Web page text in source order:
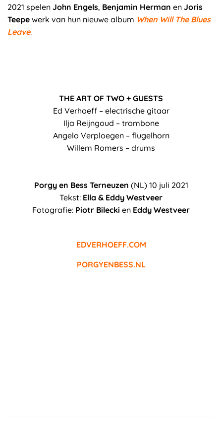
2021 spelen John Engels, Benjamin Herman en Joris
Teepe werk van hun nieuwe album When Will The Blues
Leave.
THE ART OF TWO + GUESTS
Ed Verhoeff – electrische gitaar
Ilja Reijngoud – trombone
Angelo Verploegen – flugelhorn
Willem Romers – drums
Porgy en Bess Terneuzen (NL) 10 juli 2021
Tekst: Ella & Eddy Westveer
Fotografie: Piotr Bilecki en Eddy Westveer
EDVERHOEFF.COM
PORGYENBESS.NL